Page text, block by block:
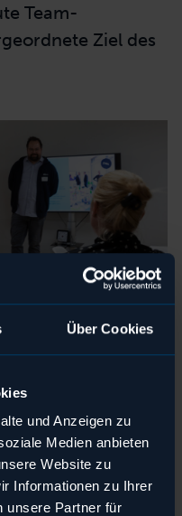
Über Cookies
und Anzeigen zu
Medien anbieten
Website zu
Informationen zu Ihrer
unsere Partner für
Team-
Ziel des
bei der Moderation eines
in einem
die Rolle nicht